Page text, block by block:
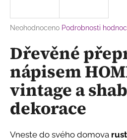
Průměrné
produktu
z
hvězdiček.
Neohodnoceno Podrobnosti
Dřevěné
nápisem
vintage a
dekorace
Vneste do svého domova
j
t
?
HLEDAT